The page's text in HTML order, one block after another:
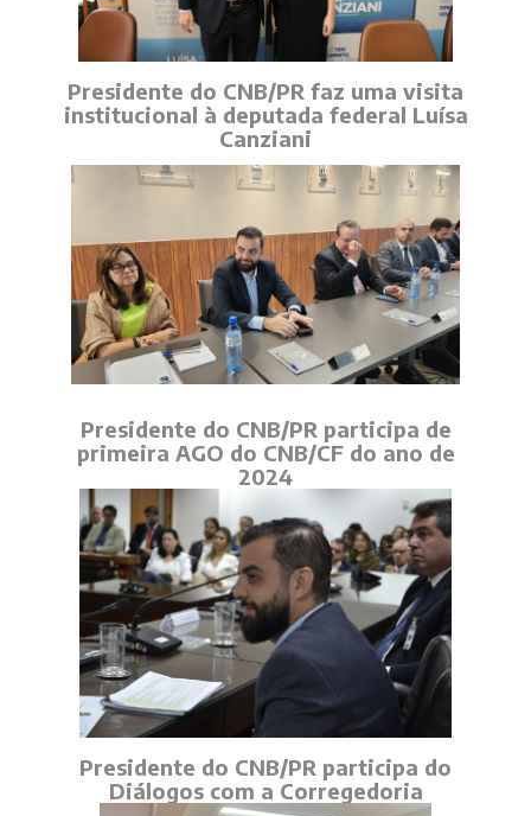
Presidente do CNB/PR faz uma visita
institucional à deputada federal Luísa
Canziani
Presidente do CNB/PR participa de
primeira AGO do CNB/CF do ano de
2024
Presidente do CNB/PR participa do
Diálogos com a Corregedoria